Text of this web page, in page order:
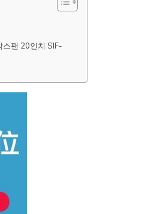
스팬 20인치 SIF-